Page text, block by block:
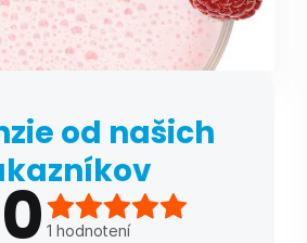
od našich
1 hodnotení